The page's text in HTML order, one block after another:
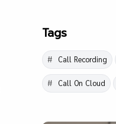
Tags
Call Recording
Call On Cloud